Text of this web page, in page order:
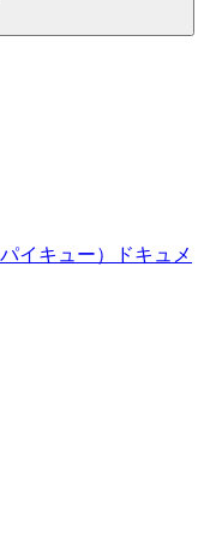
イキュー）ドキュメ